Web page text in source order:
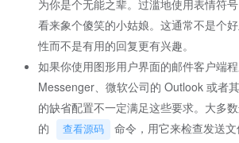
为你是个无能之辈。过滥地使用表情符
看来象个傻笑的小姑娘。这通常不是个
性而不是有用的回复更有兴趣。
如果你使用图形用户界面的邮件客户端
Messenger、微软公司的 Outlook 或者
的缺省配置不一定满足这些要求。大多
的
查看源码
命令，用它来检查发送